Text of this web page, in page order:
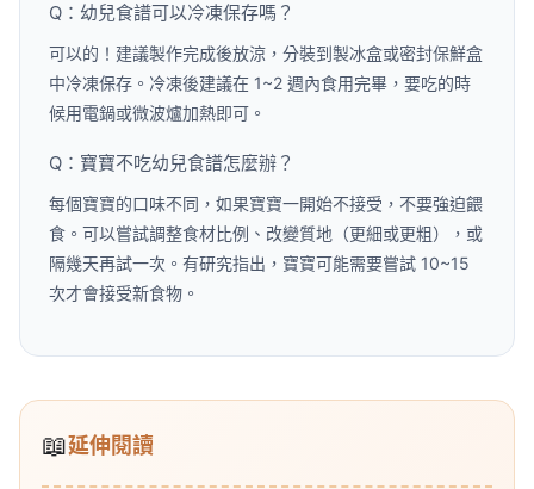
Q：幼兒食譜可以冷凍保存嗎？
可以的！建議製作完成後放涼，分裝到製冰盒或密封保鮮盒
中冷凍保存。冷凍後建議在 1~2 週內食用完畢，要吃的時
候用電鍋或微波爐加熱即可。
Q：寶寶不吃幼兒食譜怎麼辦？
每個寶寶的口味不同，如果寶寶一開始不接受，不要強迫餵
食。可以嘗試調整食材比例、改變質地（更細或更粗），或
隔幾天再試一次。有研究指出，寶寶可能需要嘗試 10~15
次才會接受新食物。
📖延伸閱讀